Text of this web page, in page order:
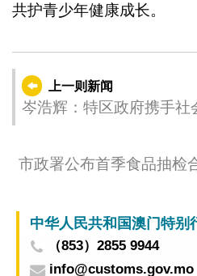
共护青少年健康成长。
上一则新闻
岑浩辉：特区政府携手社
市政署公布首季食品抽检合
中华人民共和国澳门特别
（853）2855 9944
info@customs.gov.mo